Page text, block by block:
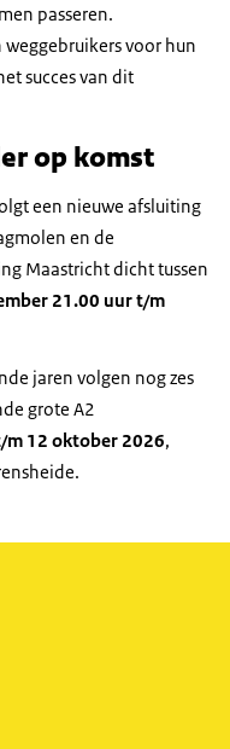
passeren.
voor hun
succes van dit
op komst
een nieuwe afsluiting
en de
Maastricht dicht tussen
21.00 uur t/m
jaren volgen nog zes
grote A2
m 12 oktober 2026,